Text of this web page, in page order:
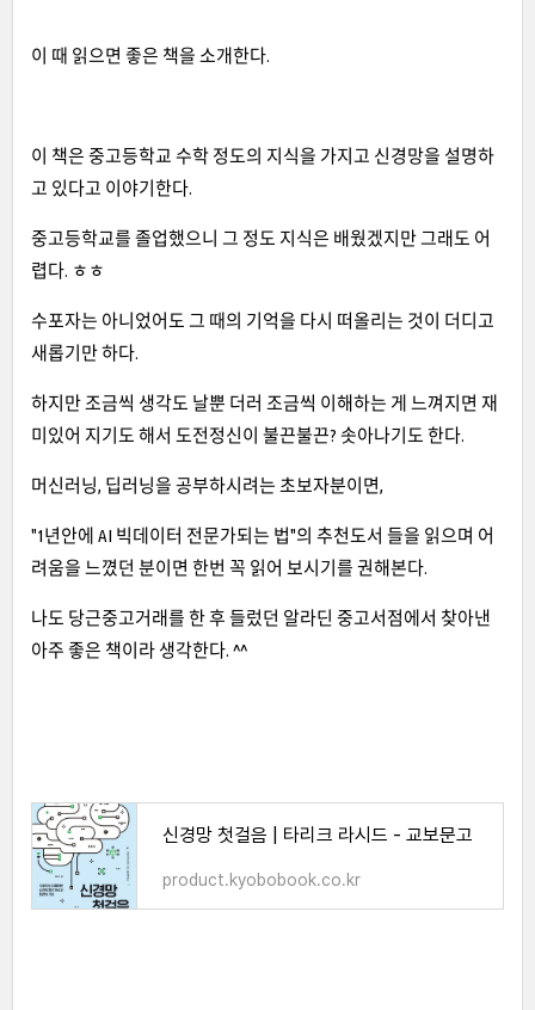
이 때 읽으면 좋은 책을 소개한다.
이 책은 중고등학교 수학 정도의 지식을 가지고 신경망을 설명하
고 있다고 이야기한다.
중고등학교를 졸업했으니 그 정도 지식은 배웠겠지만 그래도 어
렵다. ㅎㅎ
수포자는 아니었어도 그 때의 기억을 다시 떠올리는 것이 더디고
새롭기만 하다.
하지만 조금씩 생각도 날뿐 더러 조금씩 이해하는 게 느껴지면 재
미있어 지기도 해서 도전정신이 불끈불끈? 솟아나기도 한다.
머신러닝, 딥러닝을 공부하시려는 초보자분이면,
"1년안에 AI 빅데이터 전문가되는 법"의 추천도서 들을 읽으며 어
려움을 느꼈던 분이면 한번 꼭 읽어 보시기를 권해본다.
나도 당근중고거래를 한 후 들렀던 알라딘 중고서점에서 찾아낸
아주 좋은 책이라 생각한다. ^^
신경망 첫걸음 | 타리크 라시드 - 교보문고
product.kyobobook.co.kr